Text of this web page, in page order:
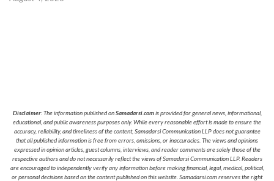
Disclaimer: The information published onSamadarsi.comis provided for general news, informational,
educational, and public awareness purposes only. While every reasonable effort is made to ensure the
accuracy, reliability, and timeliness of the content, Samadarsi Communication LLP does not guarantee
that all published information is free from errors, omissions, or inaccuracies. The views and opinions
expressed in opinion articles, guest columns, interviews, and reader comments are solely those of the
respective authors and do not necessarily reflect the views of Samadarsi Communication LLP. Readers
are encouraged to independently verify any information before making financial, legal, medical, political,
or personal decisions based on the content published on this website. Samadarsi.com reserves the right